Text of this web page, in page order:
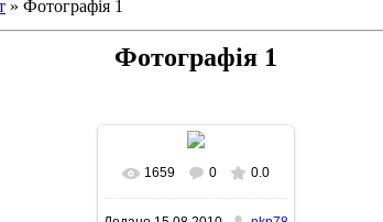
» Фотографія 1
Фотографія 1
У реальному розмірі
1659 0 0.0